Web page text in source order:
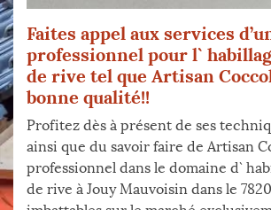
Faites appel aux services
professionnel pour l`
de rive tel que Artisan
bonne qualité!!
Profitez dès à présent de ses
ainsi que du savoir faire de Artisan
professionnel dans le domaine d`
de rive à Jouy Mauvoisin dans le